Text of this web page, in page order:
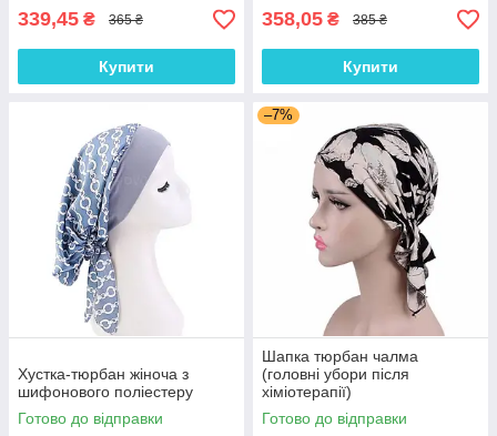
339,45 ₴ 365 ₴
Купити
358,05 ₴ 385 ₴
Купити
Хустка-тюрбан жіноча з
шифонового поліестеру
Готово до відправки
–7%
Шапка тюрбан чалма
(головні убори після
хіміотерапії)
Готово до відправки